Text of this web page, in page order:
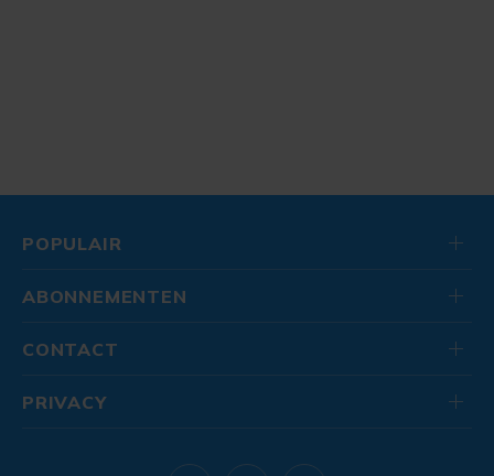
POPULAIR
ABONNEMENTEN
CONTACT
PRIVACY